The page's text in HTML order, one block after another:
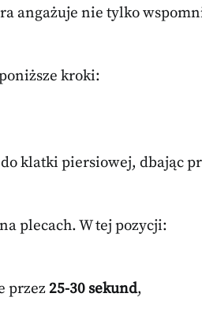
angażuje nie tylko
kroki:
klatki piersiowej, dbając
plecach. W tej pozycji:
przez 25-30 sekund,